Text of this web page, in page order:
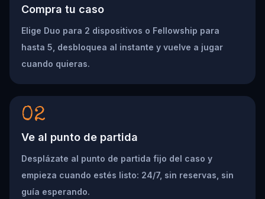
Compra tu caso
Elige Duo para 2 dispositivos o Fellowship para
hasta 5, desbloquea al instante y vuelve a jugar
cuando quieras.
02
Ve al punto de partida
Desplázate al punto de partida fijo del caso y
empieza cuando estés listo: 24/7, sin reservas, sin
guía esperando.